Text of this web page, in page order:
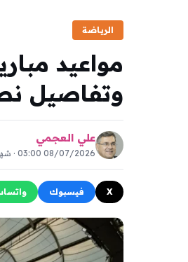
الرياضة
وتفاصيل
علي العجمي
08/07/2026 03:00 · شهر واحد
X فيسبوك